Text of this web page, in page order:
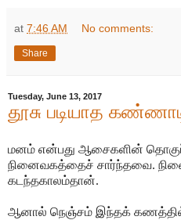
at 7:46 AM No comments:
Share
Tuesday, June 13, 2017
தூசு படியாத
மனம் என்பது ஆசைகளின்
நினைவகத்தைச் சார்ந்தவை.
கடந்தகாலம்தான்.
ஆனால் நெஞ்சம் இந்தக் கணத்தில்